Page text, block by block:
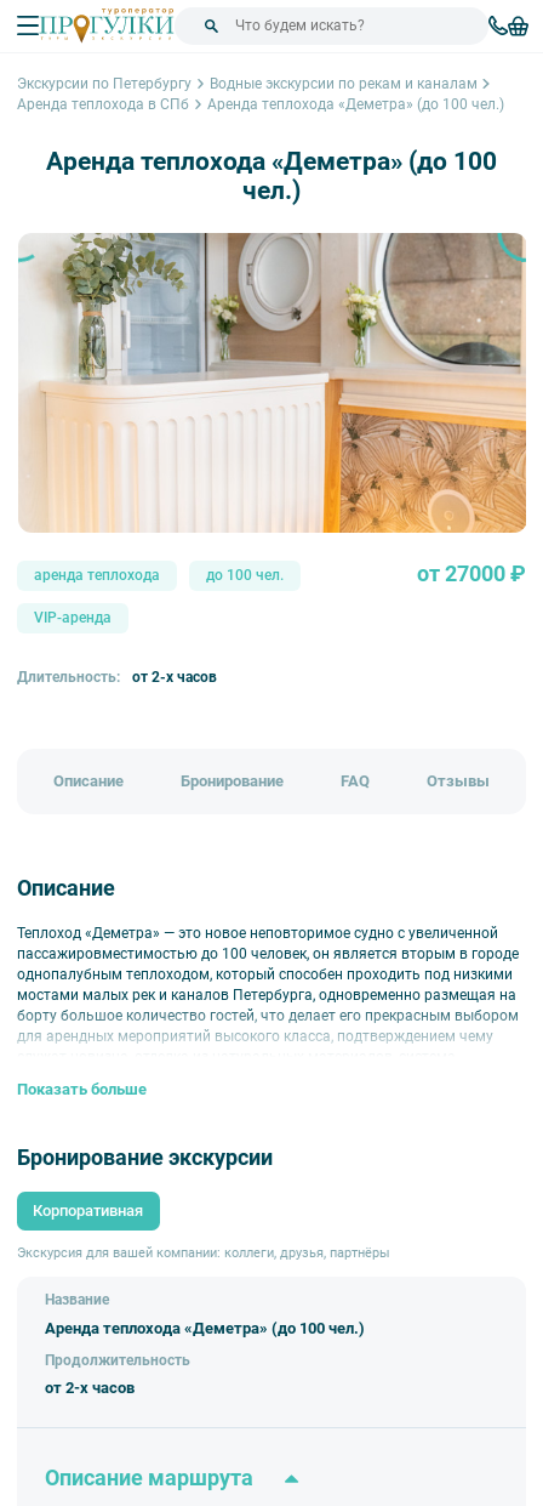
Экскурсии по Петербургу
Водные экскурсии по рекам и каналам
Аренда теплохода в СПб
Аренда теплохода «Деметра» (до 100 чел.)
Аренда теплохода «Деметра» (до 100
чел.)
аренда теплохода до 100 чел.
VIP-аренда
от 27000 ₽
Длительность: от 2-х часов
Описание Бронирование FAQ Отзывы
Описание
Теплоход «Деметра» — это новое неповторимое судно с увеличенной
пассажировместимостью до 100 человек, он является вторым в городе
однопалубным теплоходом, который способен проходить под низкими
мостами малых рек и каналов Петербурга, одновременно размещая на
борту большое количество гостей, что делает его прекрасным выбором
для арендных мероприятий высокого класса, подтверждением чему
– банкет: 20–50 человек
– фуршет: 50–100 человек
Однопалубный
Показать больше
Бронирование экскурсии
Корпоративная
Экскурсия для вашей компании: коллеги, друзья, партнёры
Название
Аренда теплохода «Деметра» (до 100 чел.)
Продолжительность
от 2-х часов
Описание маршрута